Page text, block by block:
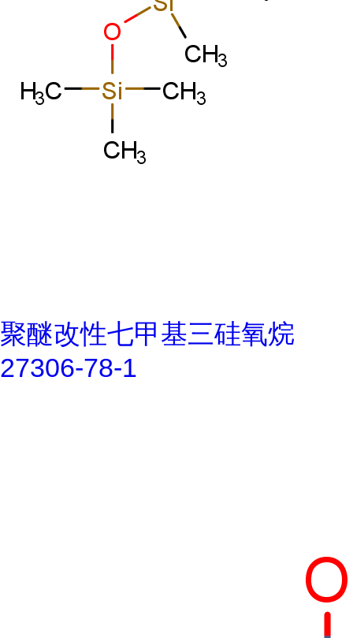
聚醚改性七甲基三硅氧烷
27306-78-1